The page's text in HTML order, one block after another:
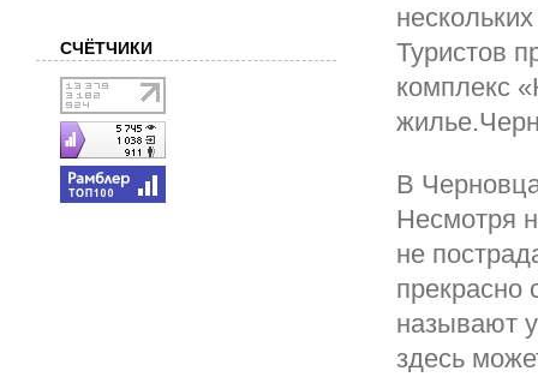
Туристов
комплекс
В
Несмотря
не
прекрасно
называют
здесь
СЧЁТЧИКИ